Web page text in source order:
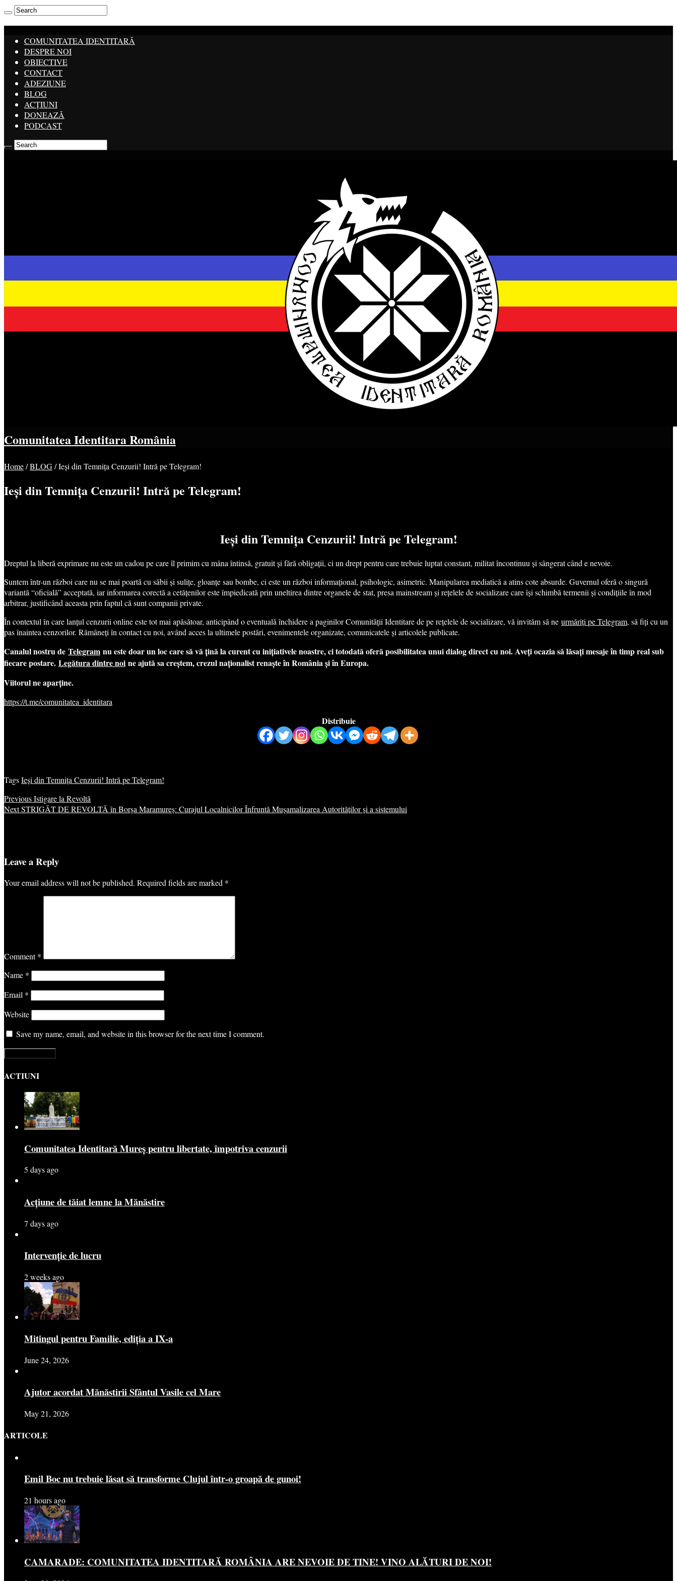
COMUNITATEA IDENTITARĂ
DESPRE NOI
OBIECTIVE
CONTACT
ADEZIUNE
BLOG
ACȚIUNI
DONEAZĂ
PODCAST
Comunitatea Identitara România
Home/BLOG/Ieși din Temnița Cenzurii! Intră pe Telegram!
Ieși din Temnița Cenzurii! Intră pe Telegram!
Ieși din Temnița Cenzurii! Intră pe Telegram!
Dreptul la liberă exprimare nu este un cadou pe care îl primim cu mâna întinsă, gratuit și fără obligații, ci un drept pentru care trebuie luptat constant, militat încontinuu și sângerat când e nevoie.
Suntem într-un război care nu se mai poartă cu săbii și sulițe, gloanțe sau bombe, ci este un război informațional, psihologic, asimetric. Manipularea mediatică a atins cote absurde. Guvernul oferă o singură
variantă “oficială” acceptată, iar informarea corectă a cetățenilor este împiedicată prin uneltirea dintre organele de stat, presa mainstream și rețelele de socializare care își schimbă termenii și condițiile în mod
arbitrar, justificând aceasta prin faptul că sunt companii private.
În contextul în care lanțul cenzurii online este tot mai apăsătoar, anticipând o eventuală închidere a paginilor Comunității Identitare de pe rețelele de socializare, vă invităm să ne urmăriți pe Telegram, să fiți cu un
pas înaintea cenzorilor. Rămâneți în contact cu noi, având acces la ultimele postări, evenimentele organizate, comunicatele și articolele publicate.
Canalul nostru de Telegram nu este doar un loc care să vă țină la curent cu inițiativele noastre, ci totodată oferă posibilitatea unui dialog direct cu noi. Aveți ocazia să lăsați mesaje în timp real sub
fiecare postare. Legătura dintre noi ne ajută sa creștem, crezul naționalist renaște în România și în Europa.
Viitorul ne aparține.
https://t.me/comunitatea_identitara
Distribuie
TagsIeși din Temnița Cenzurii! Intră pe Telegram!
PreviousIstigare la Revoltă
NextSTRIGĂT DE REVOLTĂ în Borșa Maramureș: Curajul Localnicilor Înfruntă Mușamalizarea Autorităților și a sistemului
Leave a Reply
Your email address will not be published. Required fields are marked *
Comment*
Name *
Email *
Website
Save my name, email, and website in this browser for the next time I comment.
ACTIUNI
Comunitatea Identitară Mureș pentru libertate, împotriva cenzurii
5 days ago
Acțiune de tăiat lemne la Mănăstire
7 days ago
Intervenție de lucru
2 weeks ago
Mitingul pentru Familie, ediția a IX-a
June 24, 2026
Ajutor acordat Mănăstirii Sfântul Vasile cel Mare
May 21, 2026
ARTICOLE
Emil Boc nu trebuie lăsat să transforme Clujul într-o groapă de gunoi!
21 hours ago
CAMARADE: COMUNITATEA IDENTITARĂ ROMÂNIA ARE NEVOIE DE TINE! VINO ALĂTURI DE NOI!